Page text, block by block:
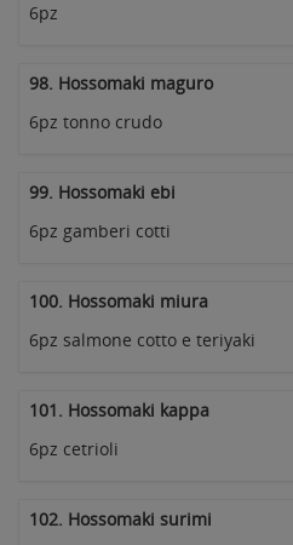
6pz
98. Hossomaki maguro
6pz tonno crudo
99. Hossomaki ebi
6pz gamberi cotti
100. Hossomaki miura
6pz salmone cotto e teriyaki
101. Hossomaki kappa
6pz cetrioli
102. Hossomaki surimi